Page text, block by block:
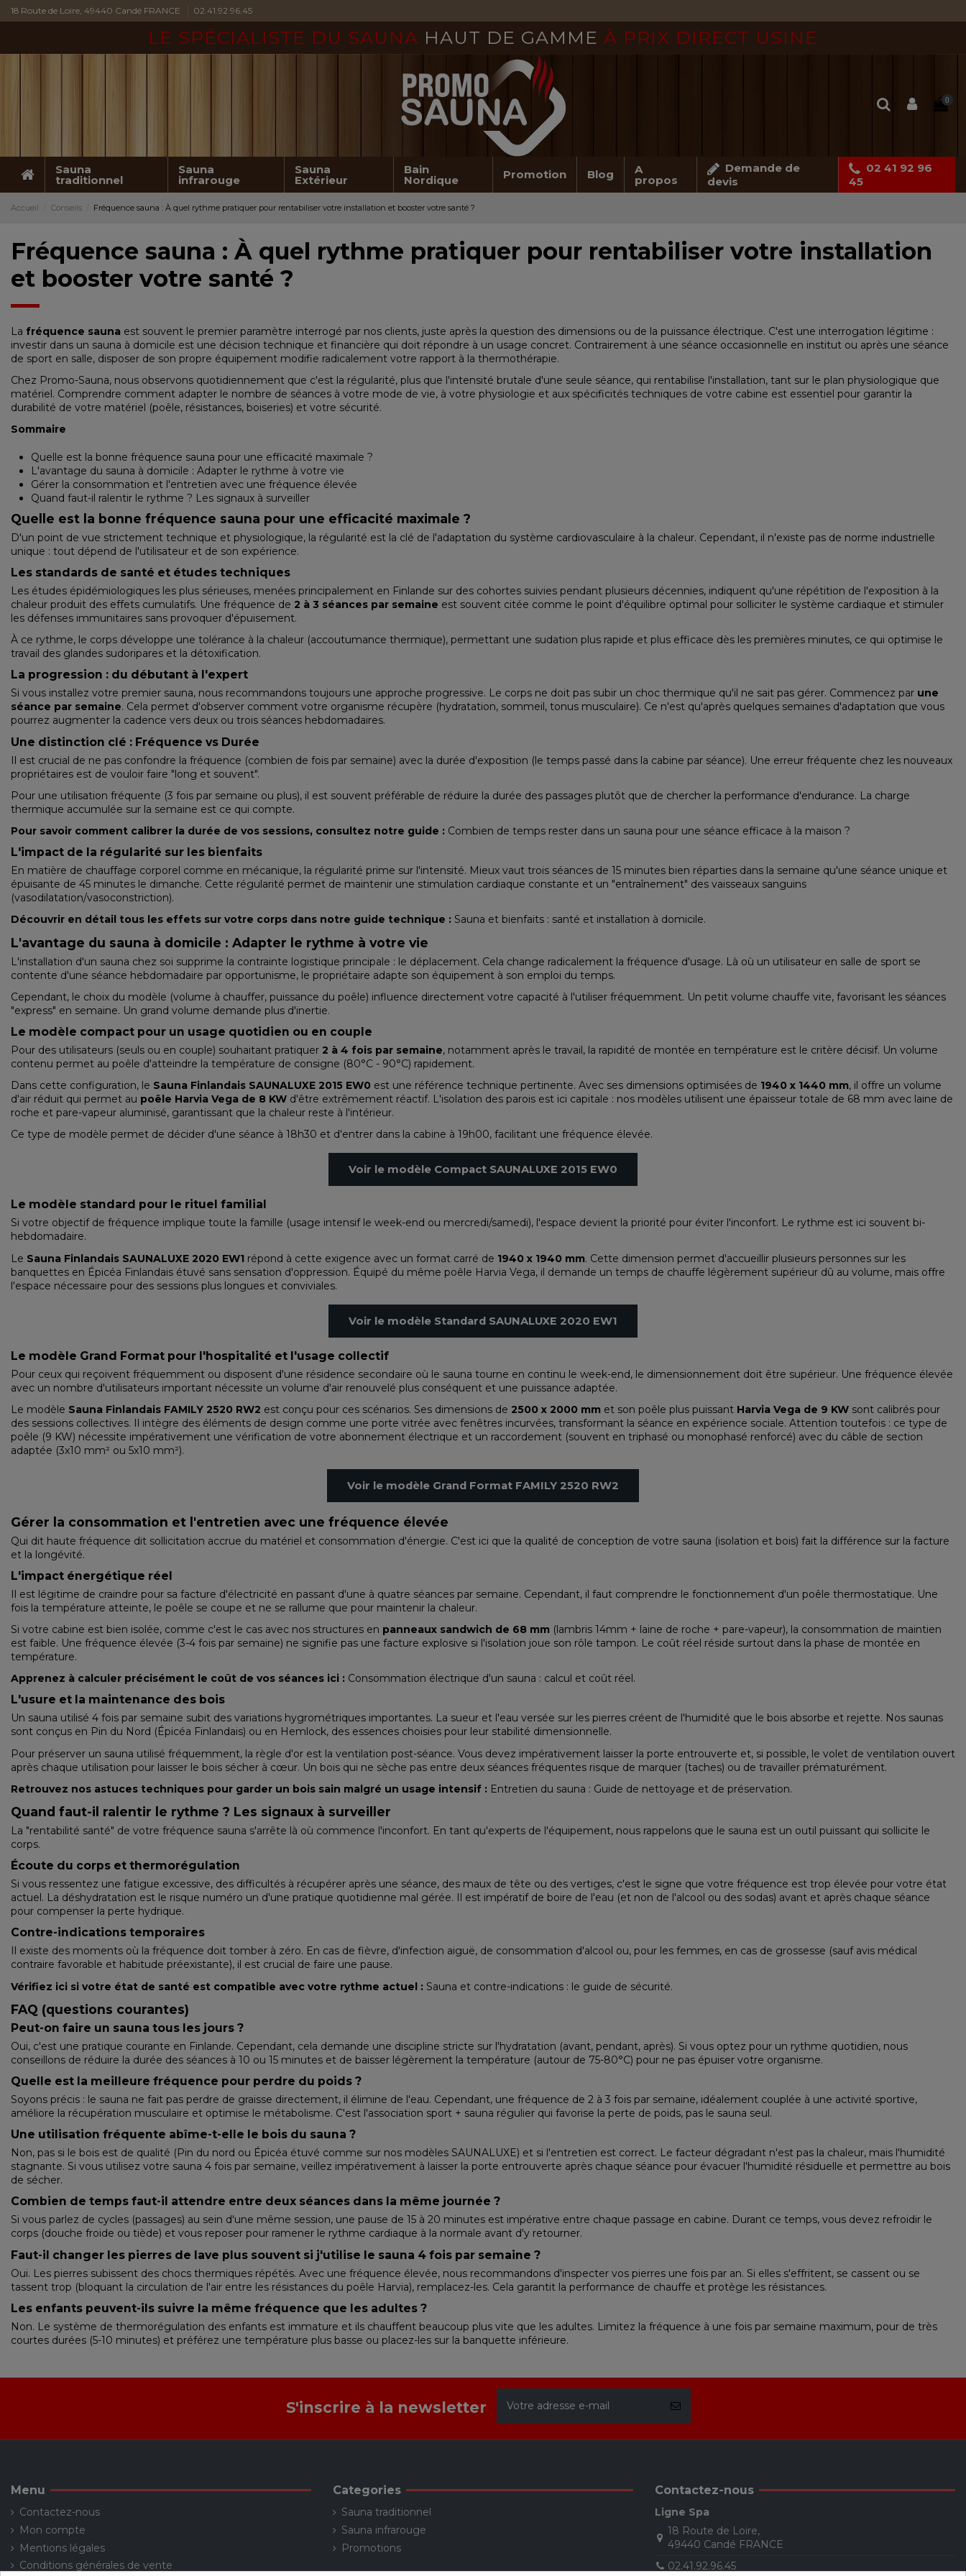
18 Route de Loire, 49440 Candé FRANCE 02.41.92.96.45
LE SPÉCIALISTE DU SAUNA HAUT DE GAMME À PRIX DIRECT USINE
0
Sauna
traditionnel
Sauna
infrarouge
Sauna
Extérieur
Bain
Nordique Promotion Blog A
propos
Demande de
devis
02 41 92 96
45
Accueil Conseils Fréquence sauna : À quel rythme pratiquer pour rentabiliser votre installation et booster votre santé ?
Fréquence sauna : À quel rythme pratiquer pour rentabiliser votre installation
et booster votre santé ?
La fréquence sauna est souvent le premier paramètre interrogé par nos clients, juste après la question des dimensions ou de la puissance électrique. C'est une interrogation légitime :
investir dans un sauna à domicile est une décision technique et financière qui doit répondre à un usage concret. Contrairement à une séance occasionnelle en institut ou après une séance
de sport en salle, disposer de son propre équipement modifie radicalement votre rapport à la thermothérapie.
Chez Promo-Sauna, nous observons quotidiennement que c'est la régularité, plus que l'intensité brutale d'une seule séance, qui rentabilise l'installation, tant sur le plan physiologique que
matériel. Comprendre comment adapter le nombre de séances à votre mode de vie, à votre physiologie et aux spécificités techniques de votre cabine est essentiel pour garantir la
durabilité de votre matériel (poêle, résistances, boiseries) et votre sécurité.
Sommaire
Quelle est la bonne fréquence sauna pour une efficacité maximale ?
L'avantage du sauna à domicile : Adapter le rythme à votre vie
Gérer la consommation et l'entretien avec une fréquence élevée
Quand faut-il ralentir le rythme ? Les signaux à surveiller
Quelle est la bonne fréquence sauna pour une efficacité maximale ?
D'un point de vue strictement technique et physiologique, la régularité est la clé de l'adaptation du système cardiovasculaire à la chaleur. Cependant, il n'existe pas de norme industrielle
unique : tout dépend de l'utilisateur et de son expérience.
Les standards de santé et études techniques
Les études épidémiologiques les plus sérieuses, menées principalement en Finlande sur des cohortes suivies pendant plusieurs décennies, indiquent qu'une répétition de l'exposition à la
chaleur produit des effets cumulatifs. Une fréquence de 2 à 3 séances par semaine est souvent citée comme le point d'équilibre optimal pour solliciter le système cardiaque et stimuler
les défenses immunitaires sans provoquer d'épuisement.
À ce rythme, le corps développe une tolérance à la chaleur (accoutumance thermique), permettant une sudation plus rapide et plus efficace dès les premières minutes, ce qui optimise le
travail des glandes sudoripares et la détoxification.
La progression : du débutant à l'expert
Si vous installez votre premier sauna, nous recommandons toujours une approche progressive. Le corps ne doit pas subir un choc thermique qu'il ne sait pas gérer. Commencez par une
séance par semaine. Cela permet d'observer comment votre organisme récupère (hydratation, sommeil, tonus musculaire). Ce n'est qu'après quelques semaines d'adaptation que vous
pourrez augmenter la cadence vers deux ou trois séances hebdomadaires.
Une distinction clé : Fréquence vs Durée
Il est crucial de ne pas confondre la fréquence (combien de fois par semaine) avec la durée d'exposition (le temps passé dans la cabine par séance). Une erreur fréquente chez les nouveaux
propriétaires est de vouloir faire "long et souvent".
Pour une utilisation fréquente (3 fois par semaine ou plus), il est souvent préférable de réduire la durée des passages plutôt que de chercher la performance d'endurance. La charge
thermique accumulée sur la semaine est ce qui compte.
Pour savoir comment calibrer la durée de vos sessions, consultez notre guide : Combien de temps rester dans un sauna pour une séance efficace à la maison ?
L'impact de la régularité sur les bienfaits
En matière de chauffage corporel comme en mécanique, la régularité prime sur l'intensité. Mieux vaut trois séances de 15 minutes bien réparties dans la semaine qu'une séance unique et
épuisante de 45 minutes le dimanche. Cette régularité permet de maintenir une stimulation cardiaque constante et un "entraînement" des vaisseaux sanguins
(vasodilatation/vasoconstriction).
Découvrir en détail tous les effets sur votre corps dans notre guide technique : Sauna et bienfaits : santé et installation à domicile.
L'avantage du sauna à domicile : Adapter le rythme à votre vie
L'installation d'un sauna chez soi supprime la contrainte logistique principale : le déplacement. Cela change radicalement la fréquence d'usage. Là où un utilisateur en salle de sport se
contente d'une séance hebdomadaire par opportunisme, le propriétaire adapte son équipement à son emploi du temps.
Cependant, le choix du modèle (volume à chauffer, puissance du poêle) influence directement votre capacité à l'utiliser fréquemment. Un petit volume chauffe vite, favorisant les séances
"express" en semaine. Un grand volume demande plus d'inertie.
Le modèle compact pour un usage quotidien ou en couple
Pour des utilisateurs (seuls ou en couple) souhaitant pratiquer 2 à 4 fois par semaine, notamment après le travail, la rapidité de montée en température est le critère décisif. Un volume
contenu permet au poêle d'atteindre la température de consigne (80°C - 90°C) rapidement.
Dans cette configuration, le Sauna Finlandais SAUNALUXE 2015 EW0 est une référence technique pertinente. Avec ses dimensions optimisées de 1940 x 1440 mm, il offre un volume
d'air réduit qui permet au poêle Harvia Vega de 8 KW d'être extrêmement réactif. L'isolation des parois est ici capitale : nos modèles utilisent une épaisseur totale de 68 mm avec laine de
roche et pare-vapeur aluminisé, garantissant que la chaleur reste à l'intérieur.
Ce type de modèle permet de décider d'une séance à 18h30 et d'entrer dans la cabine à 19h00, facilitant une fréquence élevée.
Voir le modèle Compact SAUNALUXE 2015 EW0
Le modèle standard pour le rituel familial
Si votre objectif de fréquence implique toute la famille (usage intensif le week-end ou mercredi/samedi), l'espace devient la priorité pour éviter l'inconfort. Le rythme est ici souvent bi-
hebdomadaire.
Le Sauna Finlandais SAUNALUXE 2020 EW1 répond à cette exigence avec un format carré de 1940 x 1940 mm. Cette dimension permet d'accueillir plusieurs personnes sur les
banquettes en Épicéa Finlandais étuvé sans sensation d'oppression. Équipé du même poêle Harvia Vega, il demande un temps de chauffe légèrement supérieur dû au volume, mais offre
l'espace nécessaire pour des sessions plus longues et conviviales.
Voir le modèle Standard SAUNALUXE 2020 EW1
Le modèle Grand Format pour l'hospitalité et l'usage collectif
Pour ceux qui reçoivent fréquemment ou disposent d'une résidence secondaire où le sauna tourne en continu le week-end, le dimensionnement doit être supérieur. Une fréquence élevée
avec un nombre d'utilisateurs important nécessite un volume d'air renouvelé plus conséquent et une puissance adaptée.
Le modèle Sauna Finlandais FAMILY 2520 RW2 est conçu pour ces scénarios. Ses dimensions de 2500 x 2000 mm et son poêle plus puissant Harvia Vega de 9 KW sont calibrés pour
des sessions collectives. Il intègre des éléments de design comme une porte vitrée avec fenêtres incurvées, transformant la séance en expérience sociale. Attention toutefois : ce type de
poêle (9 KW) nécessite impérativement une vérification de votre abonnement électrique et un raccordement (souvent en triphasé ou monophasé renforcé) avec du câble de section
adaptée (3x10 mm² ou 5x10 mm²).
Voir le modèle Grand Format FAMILY 2520 RW2
Gérer la consommation et l'entretien avec une fréquence élevée
Qui dit haute fréquence dit sollicitation accrue du matériel et consommation d'énergie. C'est ici que la qualité de conception de votre sauna (isolation et bois) fait la différence sur la facture
et la longévité.
L'impact énergétique réel
Il est légitime de craindre pour sa facture d'électricité en passant d'une à quatre séances par semaine. Cependant, il faut comprendre le fonctionnement d'un poêle thermostatique. Une
fois la température atteinte, le poêle se coupe et ne se rallume que pour maintenir la chaleur.
Si votre cabine est bien isolée, comme c'est le cas avec nos structures en panneaux sandwich de 68 mm (lambris 14mm + laine de roche + pare-vapeur), la consommation de maintien
est faible. Une fréquence élevée (3-4 fois par semaine) ne signifie pas une facture explosive si l'isolation joue son rôle tampon. Le coût réel réside surtout dans la phase de montée en
température.
Apprenez à calculer précisément le coût de vos séances ici : Consommation électrique d'un sauna : calcul et coût réel.
L'usure et la maintenance des bois
Un sauna utilisé 4 fois par semaine subit des variations hygrométriques importantes. La sueur et l'eau versée sur les pierres créent de l'humidité que le bois absorbe et rejette. Nos saunas
sont conçus en Pin du Nord (Épicéa Finlandais) ou en Hemlock, des essences choisies pour leur stabilité dimensionnelle.
Pour préserver un sauna utilisé fréquemment, la règle d'or est la ventilation post-séance. Vous devez impérativement laisser la porte entrouverte et, si possible, le volet de ventilation ouvert
après chaque utilisation pour laisser le bois sécher à cœur. Un bois qui ne sèche pas entre deux séances fréquentes risque de marquer (taches) ou de travailler prématurément.
Retrouvez nos astuces techniques pour garder un bois sain malgré un usage intensif : Entretien du sauna : Guide de nettoyage et de préservation.
Quand faut-il ralentir le rythme ? Les signaux à surveiller
La "rentabilité santé" de votre fréquence sauna s'arrête là où commence l'inconfort. En tant qu'experts de l'équipement, nous rappelons que le sauna est un outil puissant qui sollicite le
corps.
Écoute du corps et thermorégulation
Si vous ressentez une fatigue excessive, des difficultés à récupérer après une séance, des maux de tête ou des vertiges, c'est le signe que votre fréquence est trop élevée pour votre état
actuel. La déshydratation est le risque numéro un d'une pratique quotidienne mal gérée. Il est impératif de boire de l'eau (et non de l'alcool ou des sodas) avant et après chaque séance
pour compenser la perte hydrique.
Contre-indications temporaires
Il existe des moments où la fréquence doit tomber à zéro. En cas de fièvre, d'infection aiguë, de consommation d'alcool ou, pour les femmes, en cas de grossesse (sauf avis médical
contraire favorable et habitude préexistante), il est crucial de faire une pause.
Vérifiez ici si votre état de santé est compatible avec votre rythme actuel : Sauna et contre-indications : le guide de sécurité.
FAQ (questions courantes)
Peut-on faire un sauna tous les jours ?
Oui, c'est une pratique courante en Finlande. Cependant, cela demande une discipline stricte sur l'hydratation (avant, pendant, après). Si vous optez pour un rythme quotidien, nous
conseillons de réduire la durée des séances à 10 ou 15 minutes et de baisser légèrement la température (autour de 75-80°C) pour ne pas épuiser votre organisme.
Quelle est la meilleure fréquence pour perdre du poids ?
Soyons précis : le sauna ne fait pas perdre de graisse directement, il élimine de l'eau. Cependant, une fréquence de 2 à 3 fois par semaine, idéalement couplée à une activité sportive,
améliore la récupération musculaire et optimise le métabolisme. C'est l'association sport + sauna régulier qui favorise la perte de poids, pas le sauna seul.
Une utilisation fréquente abîme-t-elle le bois du sauna ?
Non, pas si le bois est de qualité (Pin du nord ou Épicéa étuvé comme sur nos modèles SAUNALUXE) et si l'entretien est correct. Le facteur dégradant n'est pas la chaleur, mais l'humidité
stagnante. Si vous utilisez votre sauna 4 fois par semaine, veillez impérativement à laisser la porte entrouverte après chaque séance pour évacuer l'humidité résiduelle et permettre au bois
de sécher.
Combien de temps faut-il attendre entre deux séances dans la même journée ?
Si vous parlez de cycles (passages) au sein d'une même session, une pause de 15 à 20 minutes est impérative entre chaque passage en cabine. Durant ce temps, vous devez refroidir le
corps (douche froide ou tiède) et vous reposer pour ramener le rythme cardiaque à la normale avant d'y retourner.
Faut-il changer les pierres de lave plus souvent si j'utilise le sauna 4 fois par semaine ?
Oui. Les pierres subissent des chocs thermiques répétés. Avec une fréquence élevée, nous recommandons d'inspecter vos pierres une fois par an. Si elles s'effritent, se cassent ou se
tassent trop (bloquant la circulation de l'air entre les résistances du poêle Harvia), remplacez-les. Cela garantit la performance de chauffe et protège les résistances.
Les enfants peuvent-ils suivre la même fréquence que les adultes ?
Non. Le système de thermorégulation des enfants est immature et ils chauffent beaucoup plus vite que les adultes. Limitez la fréquence à une fois par semaine maximum, pour de très
courtes durées (5-10 minutes) et préférez une température plus basse ou placez-les sur la banquette inférieure.
S'inscrire à la newsletter
Menu
Contactez-nous
Mon compte
Mentions légales
Conditions générales de vente
Categories
Sauna traditionnel
Sauna infrarouge
Promotions
Contactez-nous
Ligne Spa
18 Route de Loire,
49440 Candé FRANCE
02.41.92.96.45